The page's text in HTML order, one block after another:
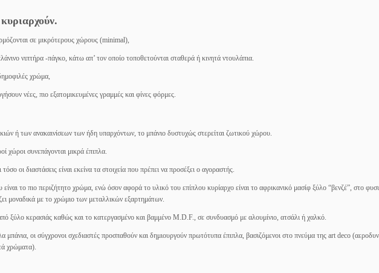
σε μικρότερους χώρους (minimal),
νιπτήρα -πάγκο, κάτω απ’ τον οποίο τοποθετούνται σταθερά ή κινητά ντουλάπια.
χρώμα,
νέες, πιο εξατομικευμένες γραμμές και φίνες φόρμες.
ή των ανακαινίσεων των ήδη υπαρχόντων, το μπάνιο δυστυχώς στερείται ζωτικού χώρου.
χώροι συνεπάγονται μικρά έπιπλα.
οι διαστάσεις είναι εκείνα τα στοιχεία που πρέπει να προσέξει ο αγοραστής.
το πιο περιζήτητο χρώμα, ενώ όσον αφορά το υλικό του επίπλου κυρίαρχο είναι το αφρικανικό μασίφ ξύλο “βενζέ”, στο
μοναδικά με το χρώμιο των μεταλλικών εξαρτημάτων.
ξύλο κερασιάς καθώς και το κατεργασμένο και βαμμένο M.D.F., σε συνδυασμό με αλουμίνιο, ατσάλι ή χαλκό.
οι σύγχρονοι σχεδιαστές προσπαθούν και δημιουργούν πρωτότυπα έπιπλα, βασιζόμενοι στο πνεύμα της art deco
χρώματα).